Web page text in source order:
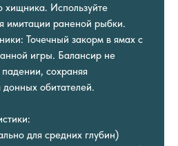
хищника. Используйте
имитации раненой рыбки.
Точечный закорм в ямах с
игры. Балансир не
сохраняя
донных обитателей.
для средних глубин)